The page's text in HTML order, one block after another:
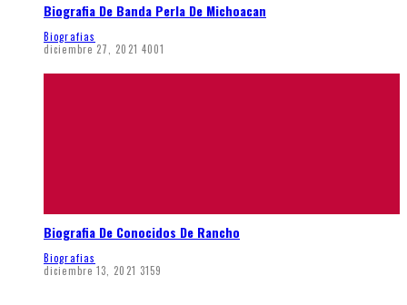
Biografia De Banda Perla De Michoacan
Biografias
diciembre 27, 2021 4001
Biografia De Conocidos De Rancho
Biografias
diciembre 13, 2021 3159